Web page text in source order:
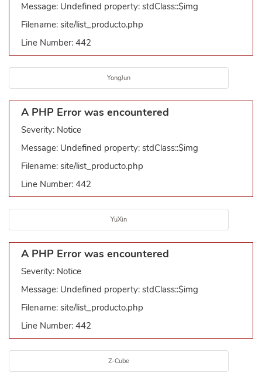
Message: Undefined property: stdClass::$img
Filename: site/list_producto.php
Line Number: 442
YongJun
A PHP Error was encountered
Severity: Notice
Message: Undefined property: stdClass::$img
Filename: site/list_producto.php
Line Number: 442
YuXin
A PHP Error was encountered
Severity: Notice
Message: Undefined property: stdClass::$img
Filename: site/list_producto.php
Line Number: 442
Z-Cube